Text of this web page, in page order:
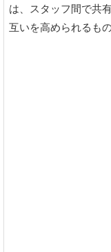
は、スタッフ間で共
互いを高められるもの